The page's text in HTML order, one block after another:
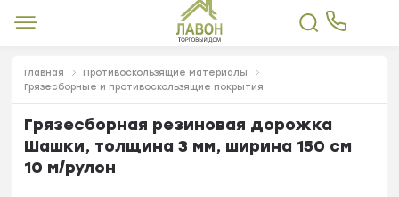
Главная
Противоскользящие материалы
Грязесборные и противоскользящие покрытия
Грязесборная резиновая дорожка
Шашки, толщина 3 мм, ширина 150 см
10 м/рулон